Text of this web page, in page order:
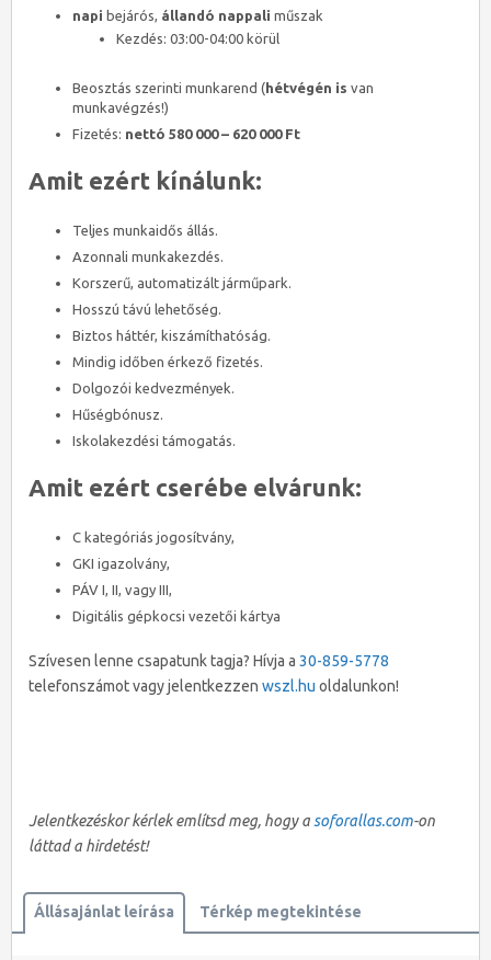
napi bejárós, állandó nappali műszak
Kezdés: 03:00-04:00 körül
Beosztás szerinti munkarend (hétvégén is van
munkavégzés!)
Fizetés: nettó 580 000 – 620 000 Ft
Amit ezért kínálunk:
Teljes munkaidős állás.
Azonnali munkakezdés.
Korszerű, automatizált járműpark.
Hosszú távú lehetőség.
Biztos háttér, kiszámíthatóság.
Mindig időben érkező fizetés.
Dolgozói kedvezmények.
Hűségbónusz.
Iskolakezdési támogatás.
Amit ezért cserébe elvárunk:
C kategóriás jogosítvány,
GKI igazolvány,
PÁV I, II, vagy III,
Digitális gépkocsi vezetői kártya
Szívesen lenne csapatunk tagja? Hívja a 30-859-5778
telefonszámot vagy jelentkezzen wszl.hu oldalunkon!
Jelentkezéskor kérlek említsd meg, hogy a soforallas.com-on
láttad a hirdetést!
Állásajánlat leírása Térkép megtekintése